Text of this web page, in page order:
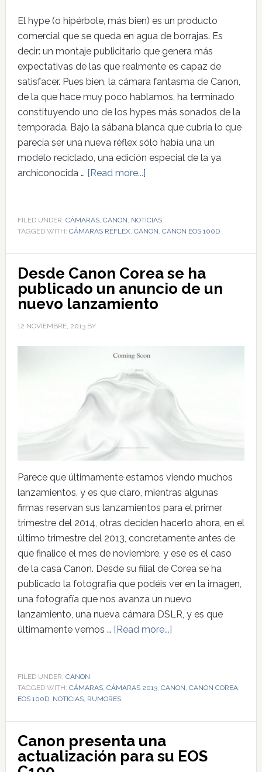
El hype (o hipérbole, más bien) es un producto
comercial que se queda en agua de borrajas. Es
decir: un montaje publicitario que genera más
expectativas de las que realmente es capaz de
satisfacer. Pues bien, la cámara fantasma de Canon,
de la que hace muy poco hablamos, ha terminado
constituyendo uno de los hypes más sonados de la
temporada. Bajo la sábana blanca que cubría lo que
parecía ser una nueva réflex sólo había una un
modelo reciclado, una edición especial de la ya
archiconocida … [Read more...]
FILED UNDER: CÁMARAS, CANON, NOTICIAS
TAGGED WITH: CÁMARAS RÉFLEX, CANON, CANON EOS 100D
Desde Canon Corea se ha
publicado un anuncio de un
nuevo lanzamiento
12 NOVIEMBRE, 2013BY
Parece que últimamente estamos viendo muchos
lanzamientos, y es que claro, mientras algunas
firmas reservan sus lanzamientos para el primer
trimestre del 2014, otras deciden hacerlo ahora, en el
último trimestre del 2013, concretamente antes de
que finalice el mes de noviembre, y ese es el caso
de la casa Canon. Desde su filial de Corea se ha
publicado la fotografía que podéis ver en la imagen,
una fotografía que nos avanza un nuevo
lanzamiento, una nueva cámara DSLR, y es que
últimamente vemos … [Read more...]
FILED UNDER: CANON
TAGGED WITH: CÁMARAS, CÁMARAS 2013, CANON CANON COREA,
EOS 100D, NOTICIAS, RUMORES
Canon presenta una
actualización para su EOS